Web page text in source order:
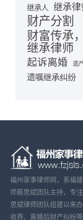
继承人 继承律
财产分割
财富传承
继承律师
起诉离婚 遗
遗嘱继承纠纷
福州家事律师网，系福
师蔡思斌团队主持，专
思斌律师团队组建以来
收养、离婚后财产纠纷